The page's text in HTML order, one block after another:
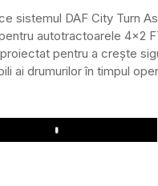
sistemul DAF City Turn
autotractoarele 4×2
pentru a crește
ai drumurilor în timpul
Play